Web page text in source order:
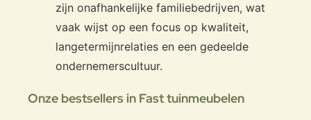
zijn onafhankelijke familiebedrijven, wat
vaak wijst op een focus op kwaliteit,
langetermijnrelaties en een gedeelde
ondernemerscultuur.
Onze bestsellers in Fast tuinmeubelen